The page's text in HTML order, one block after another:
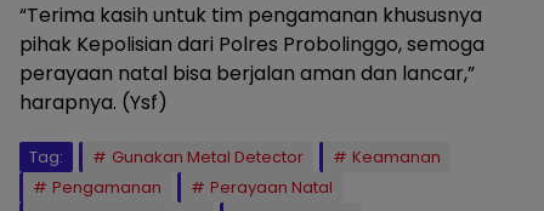
“Terima kasih untuk tim pengamanan khususnya
pihak Kepolisian dari Polres Probolinggo, semoga
perayaan natal bisa berjalan aman dan lancar,”
harapnya. (Ysf)
Tag: Gunakan Metal Detector
Keamanan
Pengamanan
Perayaan Natal